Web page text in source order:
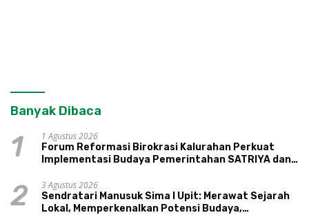
Banyak Dibaca
1
1 Agustus 2026
Forum Reformasi Birokrasi Kalurahan Perkuat
Implementasi Budaya Pemerintahan SATRIYA dan
2
3 Agustus 2026
Sendratari Manusuk Sima I Upit: Merawat Sejarah
Lokal, Memperkenalkan Potensi Budaya,